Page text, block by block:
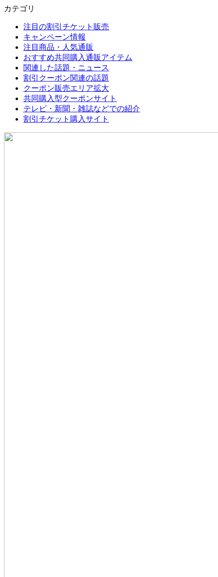
カテゴリ
注目の割引チケット販売
キャンペーン情報
注目商品・人気通販
おすすめ共同購入通販アイテム
関連した話題・ニュース
割引クーポン関連の話題
クーポン販売エリア拡大
共同購入型クーポンサイト
テレビ・新聞・雑誌などでの紹介
割引チケット購入サイト